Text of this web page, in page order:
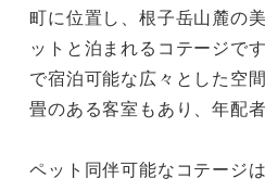
町に位置し、根子岳山麓の
ットと泊まれるコテージで
で宿泊可能な広々とした空
畳のある客室もあり、年配
ペット同伴可能なコテージ